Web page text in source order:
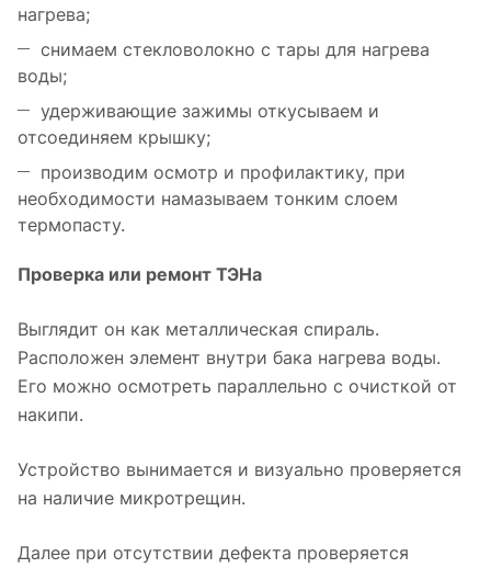
нагрева;
снимаем стекловолокно с тары для нагрева
воды;
удерживающие зажимы откусываем и
отсоединяем крышку;
производим осмотр и профилактику, при
необходимости намазываем тонким слоем
термопасту.
Проверка или ремонт ТЭНа
Выглядит он как металлическая спираль.
Расположен элемент внутри бака нагрева воды.
Его можно осмотреть параллельно с очисткой от
накипи.
Устройство вынимается и визуально проверяется
на наличие микротрещин.
Далее при отсутствии дефекта проверяется